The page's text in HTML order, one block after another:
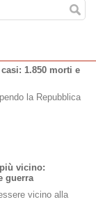
1.850 morti e
la Repubblica
vicino:
guerra
vicino alla